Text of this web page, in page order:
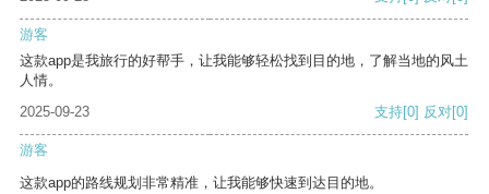
游客
这款app是我旅行的好帮手，让我能够轻松找到目的地，了解当地的风土
人情。
2025-09-23
支持[0] 反对[0]
游客
这款app的路线规划非常精准，让我能够快速到达目的地。